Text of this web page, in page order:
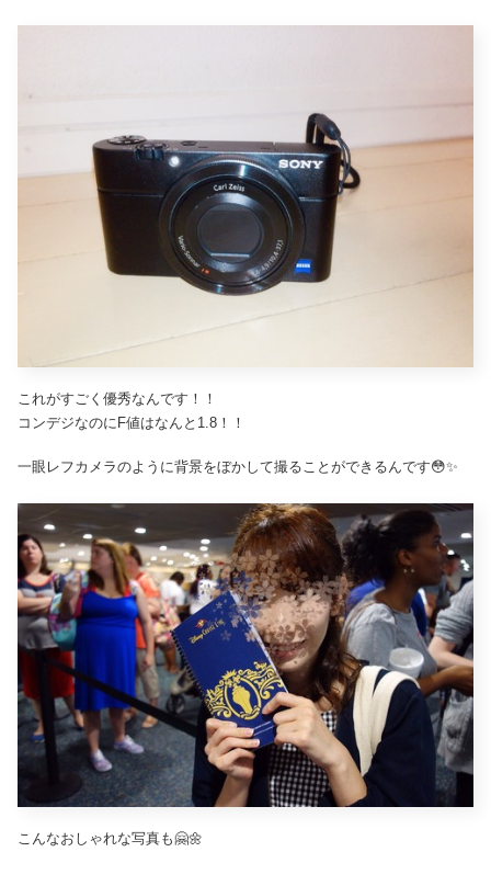
これがすごく優秀なんです！！
コンデジなのにF値はなんと1.8！！
一眼レフカメラのように背景をぼかして撮ることができるんです😳✨
こんなおしゃれな写真も🤗🌼